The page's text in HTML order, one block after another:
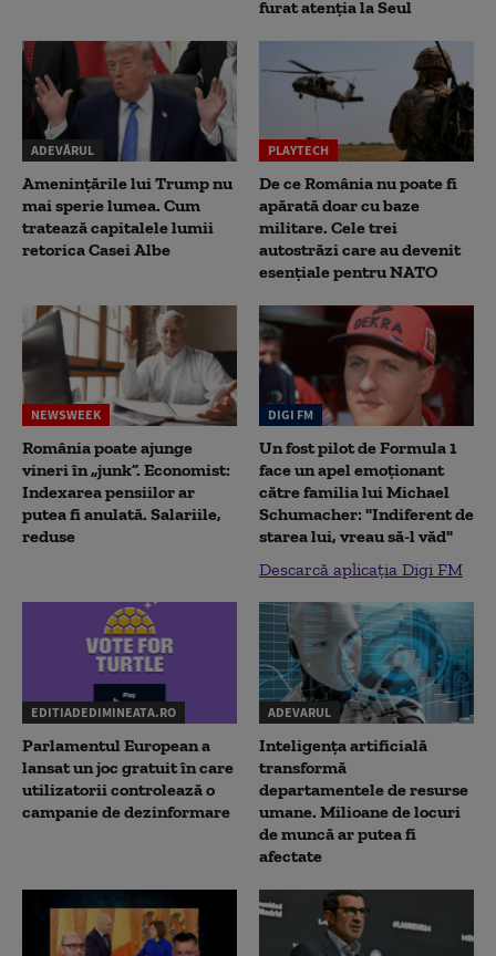
furat atenția la Seul
ADEVĂRUL
Amenințările lui Trump nu
mai sperie lumea. Cum
tratează capitalele lumii
retorica Casei Albe
PLAYTECH
De ce România nu poate fi
apărată doar cu baze
militare. Cele trei
autostrăzi care au devenit
esențiale pentru NATO
NEWSWEEK
România poate ajunge
vineri în „junk”. Economist:
Indexarea pensiilor ar
putea fi anulată. Salariile,
reduse
DIGI FM
Un fost pilot de Formula 1
face un apel emoționant
către familia lui Michael
Schumacher: "Indiferent de
starea lui, vreau să-l văd"
Descarcă aplicația Digi FM
EDITIADEDIMINEATA.RO
Parlamentul European a
lansat un joc gratuit în care
utilizatorii controlează o
campanie de dezinformare
ADEVARUL
Inteligența artificială
transformă
departamentele de resurse
umane. Milioane de locuri
de muncă ar putea fi
afectate